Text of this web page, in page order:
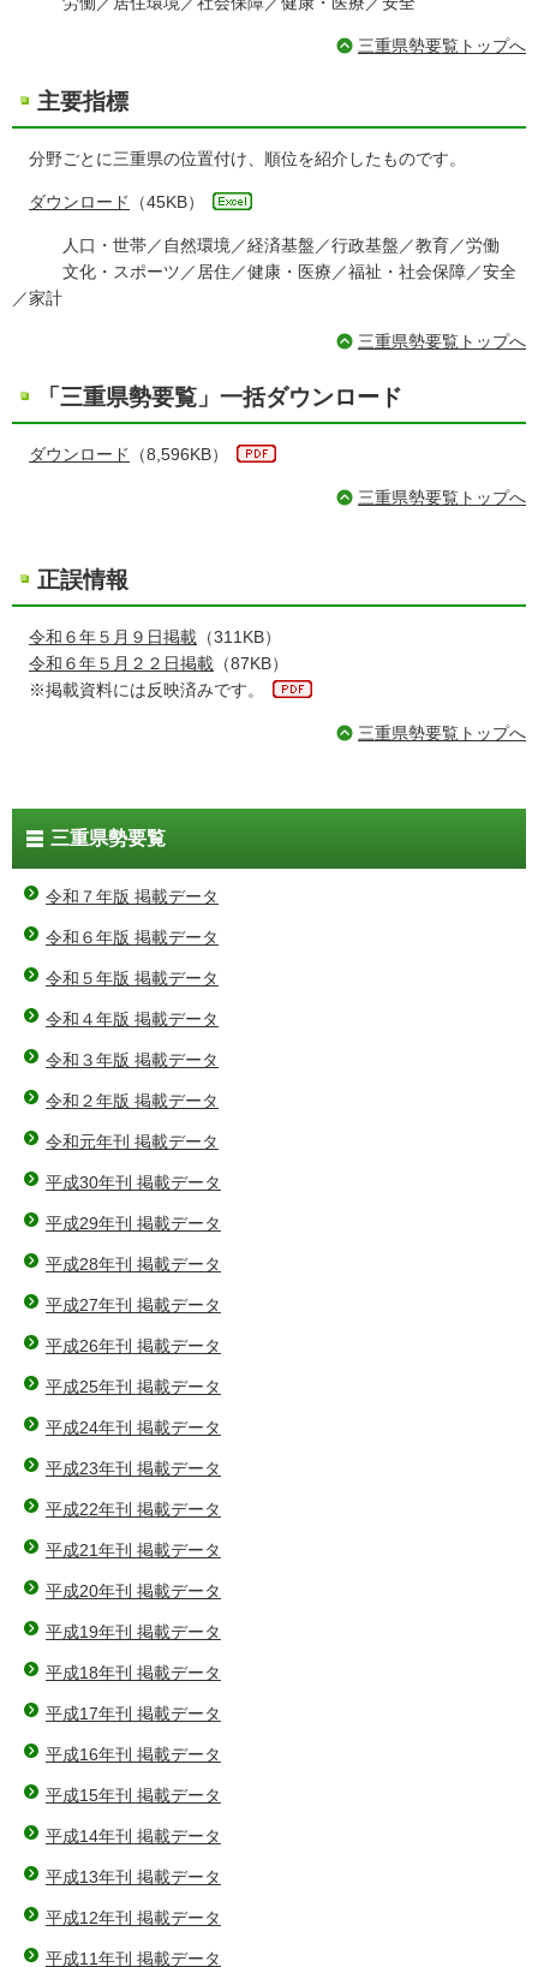
三重県勢要覧トップへ
主要指標
分野ごとに三重県の位置付け、順位を紹介したものです。
ダウンロード （45KB）
人口・世帯／自然環境／経済基盤／行政基盤／教育／労働
文化・スポーツ／居住／健康・医療／福祉・社会保障／安全
／家計
三重県勢要覧トップへ
「三重県勢要覧」一括ダウンロード
ダウンロード （8,596KB）
三重県勢要覧トップへ
正誤情報
令和６年５月９日掲載 （311KB）
令和６年５月２２日掲載 （87KB）
※掲載資料には反映済みです。
三重県勢要覧トップへ
三重県勢要覧
令和７年版 掲載データ
令和６年版 掲載データ
令和５年版 掲載データ
令和４年版 掲載データ
令和３年版 掲載データ
令和２年版 掲載データ
令和元年刊 掲載データ
平成30年刊 掲載データ
平成29年刊 掲載データ
平成28年刊 掲載データ
平成27年刊 掲載データ
平成26年刊 掲載データ
平成25年刊 掲載データ
平成24年刊 掲載データ
平成23年刊 掲載データ
平成22年刊 掲載データ
平成21年刊 掲載データ
平成20年刊 掲載データ
平成19年刊 掲載データ
平成18年刊 掲載データ
平成17年刊 掲載データ
平成16年刊 掲載データ
平成15年刊 掲載データ
平成14年刊 掲載データ
平成13年刊 掲載データ
平成12年刊 掲載データ
平成11年刊 掲載データ